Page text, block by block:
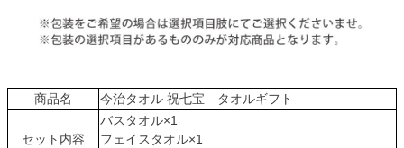
商品名 今治タオル 祝七宝 タオルギフト
セット内容
バスタオル×1
フェイスタオル×1